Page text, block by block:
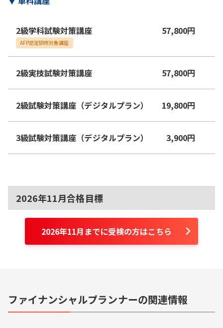
2級学科試験対策講座 57,800円
AFP認定研修対象講座
2級実技試験対策講座 57,800円
2級試験対策講座（デジタルプラン） 19,800円
3級試験対策講座（デジタルプラン） 3,900円
2026年11月合格目標
2026年11月までに受検の方はこちら
ファイナンシャルプランナーの関連情報